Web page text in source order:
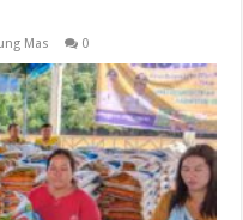
Mas 0